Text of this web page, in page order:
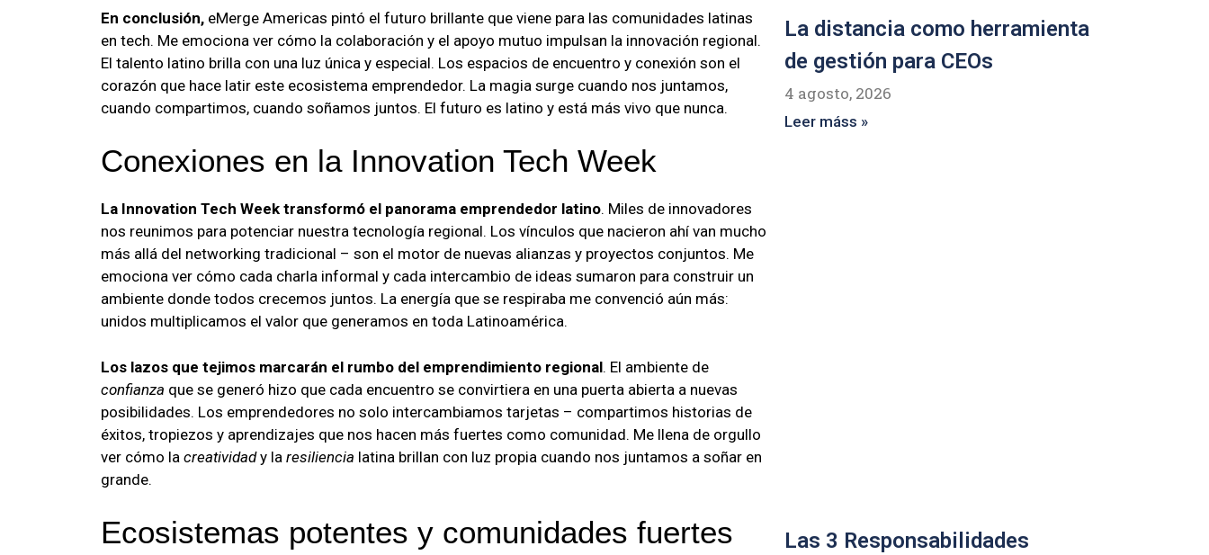
En conclusión, eMerge Americas pintó el futuro brillante que viene para las comunidades latinas
en tech. Me emociona ver cómo la colaboración y el apoyo mutuo impulsan la innovación regional.
El talento latino brilla con una luz única y especial. Los espacios de encuentro y conexión son el
corazón que hace latir este ecosistema emprendedor. La magia surge cuando nos juntamos,
cuando compartimos, cuando soñamos juntos. El futuro es latino y está más vivo que nunca.
Conexiones en la Innovation Tech Week
La Innovation Tech Week transformó el panorama emprendedor latino. Miles de innovadores
nos reunimos para potenciar nuestra tecnología regional. Los vínculos que nacieron ahí van mucho
más allá del networking tradicional – son el motor de nuevas alianzas y proyectos conjuntos. Me
emociona ver cómo cada charla informal y cada intercambio de ideas sumaron para construir un
ambiente donde todos crecemos juntos. La energía que se respiraba me convenció aún más:
unidos multiplicamos el valor que generamos en toda Latinoamérica.
Los lazos que tejimos marcarán el rumbo del emprendimiento regional. El ambiente de
confianza que se generó hizo que cada encuentro se convirtiera en una puerta abierta a nuevas
posibilidades. Los emprendedores no solo intercambiamos tarjetas – compartimos historias de
éxitos, tropiezos y aprendizajes que nos hacen más fuertes como comunidad. Me llena de orgullo
ver cómo la creatividady la resiliencia latina brillan con luz propia cuando nos juntamos a soñar en
grande.
Ecosistemas potentes y comunidades fuertes
La distancia como herramienta
de gestión para CEOs
4 agosto, 2026
Leer máss »
Las 3 Responsabilidades